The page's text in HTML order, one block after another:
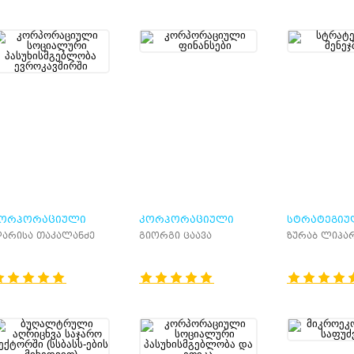
თაკალანძე
ᲙᲝᲠᲞᲝᲠᲐᲪᲘᲣᲚᲘ
ᲤᲘᲜᲐᲜᲡᲔᲑᲘ
გიორგი ცაავა
ᲛᲔᲜᲔᲯᲛᲔᲜᲢᲘ
ზურაბ